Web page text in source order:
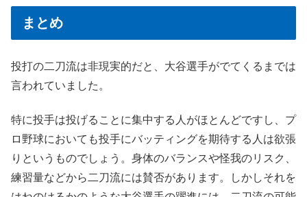
まとめ
投打の二刀流は非現実的だと、大谷選手がでてくるまでは
言われていました。
特に投手は投げることに集中する人がほとんどですし、プ
ロ野球においても投手にバッティングを期待する人は欲張
りというものでしょう。身体のバランスや怪我のリスク、
練習量などから二刀流には賛否があります。しかしそれを